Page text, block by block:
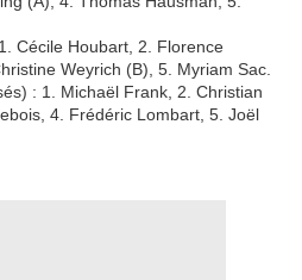
Cécile Houbart, 2. Florence
Weyrich (B), 5. Myriam Sac.
: 1. Michaël Frank, 2. Christian
4. Frédéric Lombart, 5. Joël